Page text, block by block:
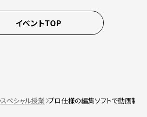
イベントTOP
スペシャル授業 プロ仕様の編集ソフトで動画制